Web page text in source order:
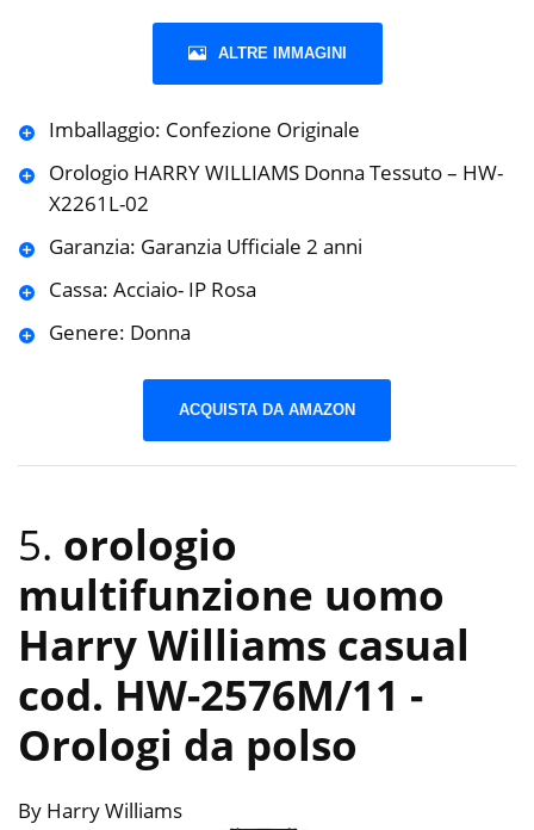
ALTRE IMMAGINI
Imballaggio: Confezione Originale
Orologio HARRY WILLIAMS Donna Tessuto – HW-
X2261L-02
Garanzia: Garanzia Ufficiale 2 anni
Cassa: Acciaio- IP Rosa
Genere: Donna
ACQUISTA DA AMAZON
5. orologio
multifunzione uomo
Harry Williams casual
cod. HW-2576M/11 -
Orologi da polso
By Harry Williams